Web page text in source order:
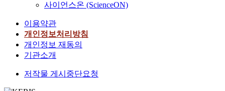
사이언스온 (ScienceON)
이용약관
개인정보처리방침
개인정보 재동의
기관소개
저작물 게시중단요청